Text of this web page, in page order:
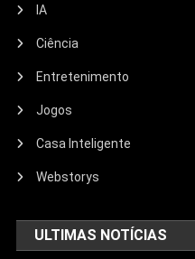
Echo Dot: Guia
Escolher O
Nova Oferta Da
IA
Ciência
Entretenimento
Jogos
Casa Inteligente
Webstorys
ULTIMAS NOTÍCIAS